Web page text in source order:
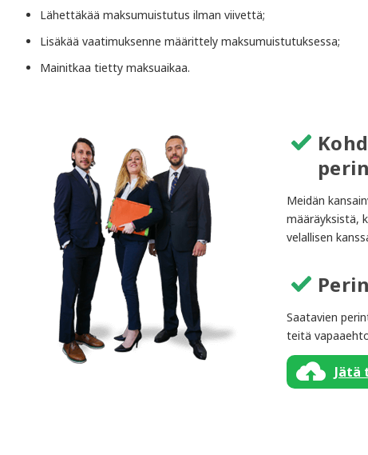
Lähettäkää maksumuistutus ilman viivettä;
Lisäkää vaatimuksenne määrittely maksumuistutuksessa;
Mainitkaa tietty maksuaikaa.
Meidän
määräyksistä,
velallisen
Saatavien
teitä
Jätä